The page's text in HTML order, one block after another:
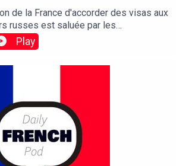
de la France d'accorder des visas aux
russes est saluée par les
de défense des droits de l'homme,
que d'autres pays de l'UE suivront
will follow suit.
Play